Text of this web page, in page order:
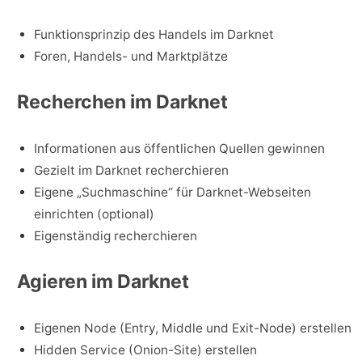
Funktionsprinzip des Handels im Darknet
Foren, Handels- und Marktplätze
Recherchen im Darknet
Informationen aus öffentlichen Quellen gewinnen
Gezielt im Darknet recherchieren
Eigene „Suchmaschine“ für Darknet-Webseiten
einrichten (optional)
Eigenständig recherchieren
Agieren im Darknet
Eigenen Node (Entry, Middle und Exit-Node) erstellen
Hidden Service (Onion-Site) erstellen